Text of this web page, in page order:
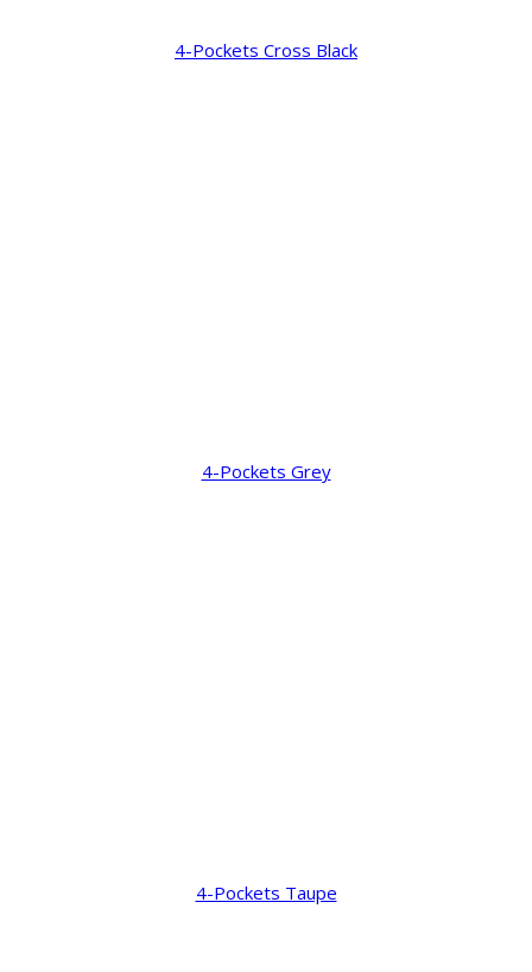
4-Pockets Cross Black
4-Pockets Grey
4-Pockets Taupe